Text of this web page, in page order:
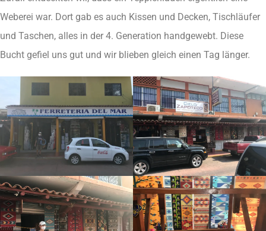
Weberei war. Dort gab es auch Kissen und Decken, Tischläufer
und Taschen, alles in der 4. Generation handgewebt. Diese
Bucht gefiel uns gut und wir blieben gleich einen Tag länger.